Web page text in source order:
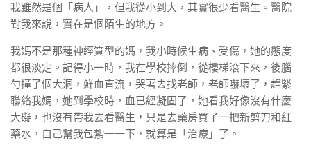
我雖然是個「病人」，但我從小到大，其實很少看醫生。醫院
對我來說，實在是個陌生的地方。
我媽不是那種神經質型的媽，我小時候生病、受傷，她的態度
都很淡定。記得小一時，我在學校摔倒，從樓梯滾下來，後腦
勺撞了個大洞，鮮血直流，哭著去找老師，老師嚇壞了，趕緊
聯絡我媽，她到學校時，血已經凝固了，她看我好像沒有什麼
大礙，也沒有帶我去看醫生，只是去藥房買了一把新剪刀和紅
藥水，自己幫我包紮一一下，就算是「治療」了。